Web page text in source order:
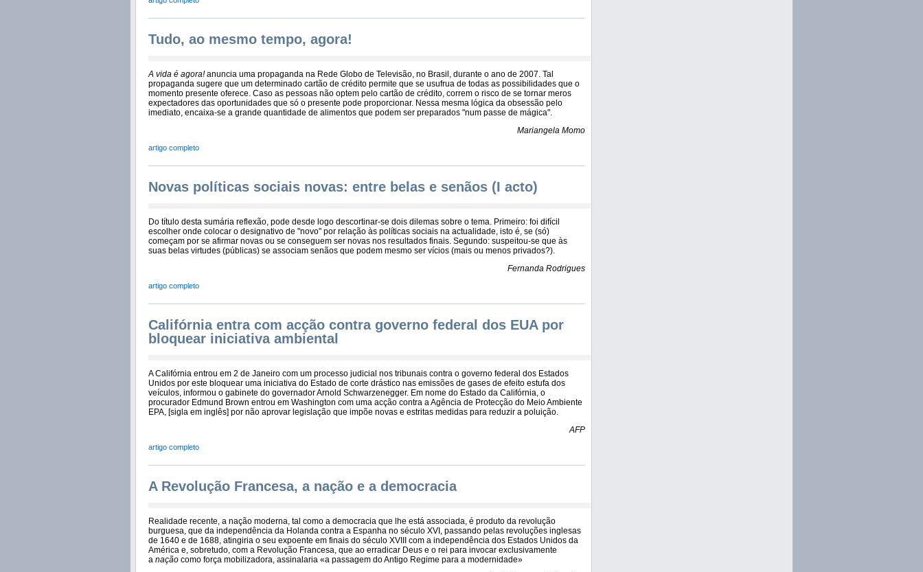
Tudo, ao mesmo tempo, agora!
A vida é agora!anuncia uma propaganda na Rede Globo de Televisão, no Brasil, durante o ano de 2007. Tal
propaganda sugere que um determinado cartão de crédito permite que se usufrua de todas as possibilidades que o
momento presente oferece. Caso as pessoas não optem pelo cartão de crédito, correm o risco de se tornar meros
expectadores das oportunidades que só o presente pode proporcionar. Nessa mesma lógica da obsessão pelo
imediato, encaixa-se a grande quantidade de alimentos que podem ser preparados "num passe de mágica".
Mariangela Momo
artigo completo
Novas políticas sociais novas: entre belas e senãos (I acto)
Do título desta sumária reflexão, pode desde logo descortinar-se dois dilemas sobre o tema. Primeiro: foi difícil
escolher onde colocar o designativo de "novo" por relação às políticas sociais na actualidade, isto é, se (só)
começam por se afirmar novas ou se conseguem ser novas nos resultados finais. Segundo: suspeitou-se que às
suas belas virtudes (públicas) se associam senãos que podem mesmo ser vícios (mais ou menos privados?).
Fernanda Rodrigues
artigo completo
Califórnia entra com acção contra governo federal dos EUA por
bloquear iniciativa ambiental
A Califórnia entrou em 2 de Janeiro com um processo judicial nos tribunais contra o governo federal dos Estados
Unidos por este bloquear uma iniciativa do Estado de corte drástico nas emissões de gases de efeito estufa dos
veículos, informou o gabinete do governador Arnold Schwarzenegger. Em nome do Estado da Califórnia, o
procurador Edmund Brown entrou em Washington com uma acção contra a Agência de Protecção do Meio Ambiente
EPA, [sigla em inglês] por não aprovar legislação que impõe novas e estritas medidas para reduzir a poluição.
AFP
artigo completo
A Revolução Francesa, a nação e a democracia
Realidade recente, a nação moderna, tal como a democracia que lhe está associada, é produto da revolução
burguesa, que da independência da Holanda contra a Espanha no século XVI, passando pelas revoluções inglesas
de 1640 e de 1688, atingiria o seu expoente em finais do século XVIII com a independência dos Estados Unidos da
América e, sobretudo, com a Revolução Francesa, que ao erradicar Deus e o rei para invocar exclusivamente
a nação como força mobilizadora, assinalaria «a passagem do Antigo Regime para a modernidade»